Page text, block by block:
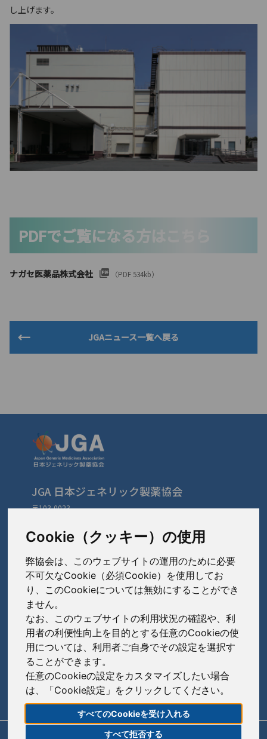
Cookie（クッキー）の使用
弊協会は、このウェブサイトの運用のために必要
不可欠なCookie（必須Cookie）を使用してお
り、このCookieについては無効にすることができ
ません。
なお、このウェブサイトの利用状況の確認や、利
用者の利便性向上を目的とする任意のCookieの使
用については、利用者ご自身でその設定を選択す
ることができます。
任意のCookieの設定をカスタマイズしたい場合
は、「Cookie設定」をクリックしてください。
すべてのCookieを受け入れる
すべて拒否する
し上げます。
PDFでご覧になる方はこちら
ナガセ医薬品株式会社 （PDF 534kb）
JGAニュース一覧へ戻る
JGA 日本ジェネリック製薬協会
〒103-0023
TEL: 03-3279-1890 / FAX: 03-3241-2978
会員会社（あ〜さ）
あゆみ製薬株式会社
岩城製薬株式会社
大蔵製薬株式会社
キョーリンリメディオ株式会社
共和薬品工業株式会社
コーアイセイ株式会社
寿製薬株式会社
会員会社（た〜は）
大興製薬株式会社
ダイト株式会社
高田製薬株式会社
辰巳化学株式会社
鶴原製薬株式会社
会員会社 （ま〜わ）
陽進堂ホールディングス株式会社
ロートニッテン株式会社
賛助会員会社
朝日印刷株式会社
旭化成株式会社